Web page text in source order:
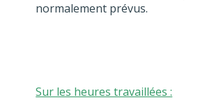
normalement prévus.
Sur les heures travaillées :